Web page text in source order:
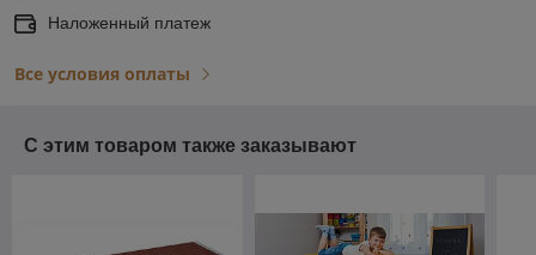
Наложенный платеж
Все условия оплаты
С этим товаром также заказывают